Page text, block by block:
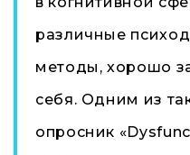
различные
методы, хорошо
себя. Одним из
опросник